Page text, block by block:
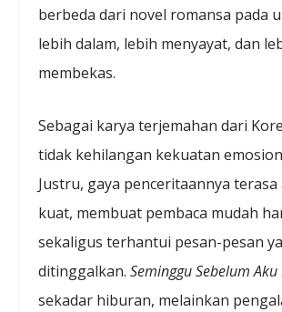
berbeda dari novel romansa pada
lebih dalam, lebih menyayat, dan
membekas.
Sebagai karya terjemahan dari
tidak kehilangan kekuatan
Justru, gaya penceritaannya terasa
kuat, membuat pembaca mudah
sekaligus terhantui pesan-pesan
ditinggalkan.Seminggu Sebelum
sekadar hiburan, melainkan